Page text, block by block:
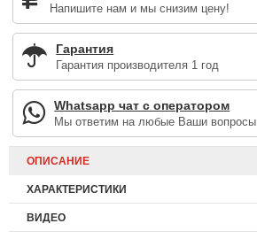
Напишите нам и мы снизим цену!
Гарантия
Гарантия производителя 1 год
Whatsapp чат с оператором
Мы ответим на любые Ваши вопросы
ОПИСАНИЕ
ХАРАКТЕРИСТИКИ
ВИДЕО